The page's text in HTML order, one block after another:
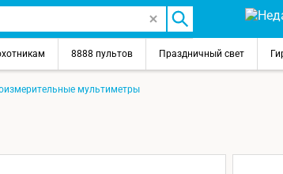
8888 пультов Праздничный свет
мультиметры